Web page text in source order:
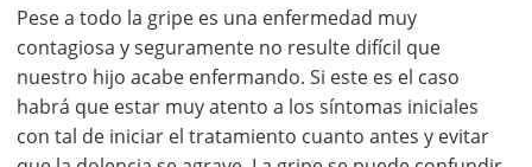
Pese a todo la gripe es una enfermedad muy
contagiosa y seguramente no resulte difícil que
nuestro hijo acabe enfermando. Si este es el caso
habrá que estar muy atento a los síntomas iniciales
con tal de iniciar el tratamiento cuanto antes y evitar